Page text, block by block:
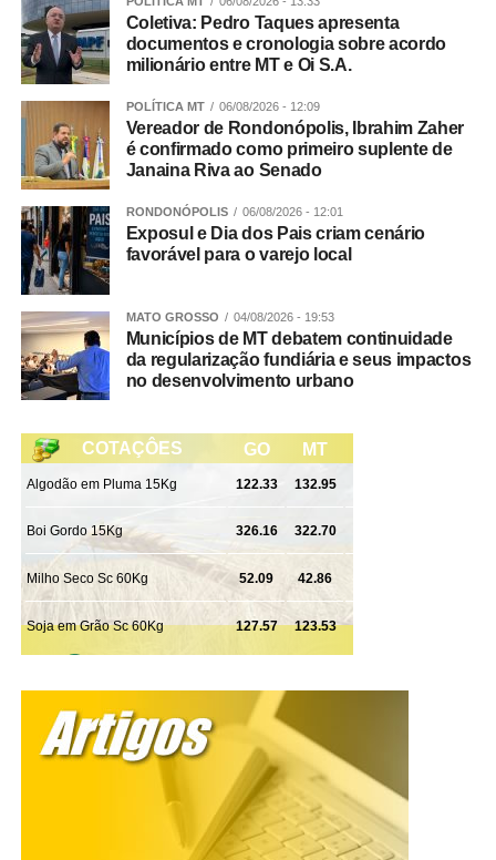
Coletiva: Pedro Taques apresenta
documentos e cronologia sobre acordo
milionário entre MT e Oi S.A.
POLÍTICA MT 06/08/2026 - 12:09
Vereador de Rondonópolis, Ibrahim Zaher
é confirmado como primeiro suplente de
Janaina Riva ao Senado
RONDONÓPOLIS 06/08/2026 - 12:01
Exposul e Dia dos Pais criam cenário
favorável para o varejo local
MATO GROSSO 04/08/2026 - 19:53
Municípios de MT debatem continuidade
da regularização fundiária e seus impactos
no desenvolvimento urbano